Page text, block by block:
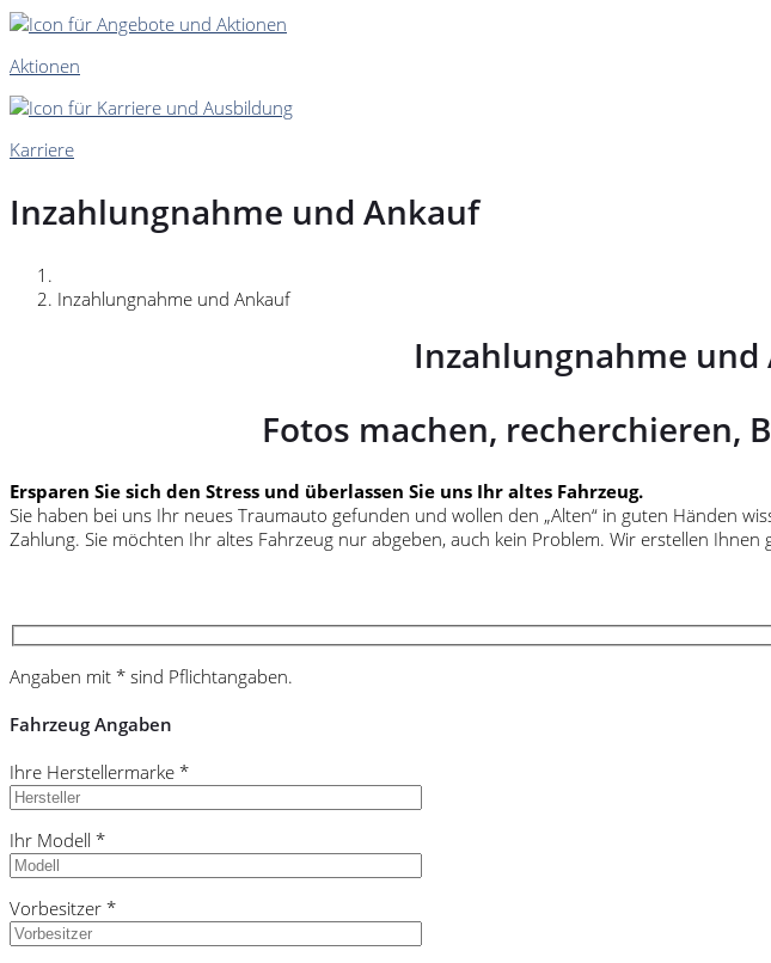
Aktionen
Karriere
Inzahlungnahme und Ankauf
Inzahlungnahme und Ankauf
Inzahlungnahme
Fotos machen, recherchieren,
Ersparen Sie sich den Stress und überlassen Sie uns Ihr altes Fahrzeug.
Sie haben bei uns Ihr neues Traumauto gefunden und wollen den „Alten“ in guten Händen
Zahlung. Sie möchten Ihr altes Fahrzeug nur abgeben, auch kein Problem. Wir erstellen Ihnen
Angaben mit * sind Pflichtangaben.
Fahrzeug Angaben
Ihre Herstellermarke *
Ihr Modell *
Vorbesitzer *